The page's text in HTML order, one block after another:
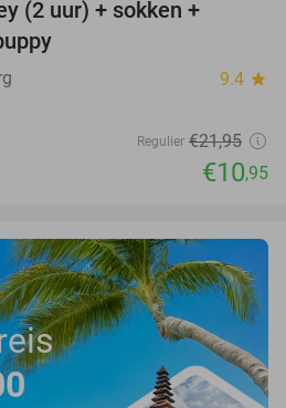
(2 uur) + sokken +
9.4 star
Regulier €21,95
€10,95